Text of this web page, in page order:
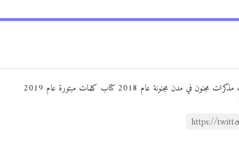
من مواليد ديرعلا ( الصوالحة) صدر له : كتاب مذكرات مجنون في مدن مجنونة عام 2018 كتاب كلمات مبتورة عام 2019